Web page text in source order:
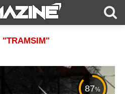
"TRAMSIM"
87%